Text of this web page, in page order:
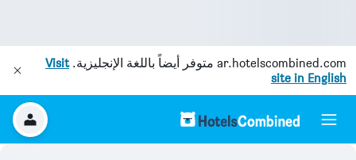
ar.hotelscombined.com متوفر أيضاً باللغة الإنجليزية.Visit
site in English